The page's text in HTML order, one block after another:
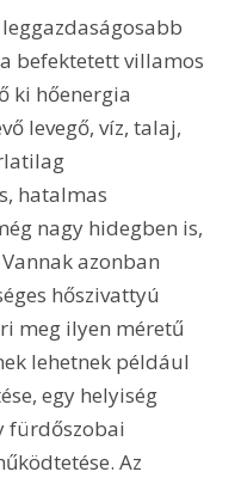
befektetett villamos
ki hőenergia
levegő, víz, talaj,
hatalmas
nagy hidegben is,
azonban
hőszivattyú
meg ilyen méretű
lehetnek például
egy helyiség
fürdőszobai
Az